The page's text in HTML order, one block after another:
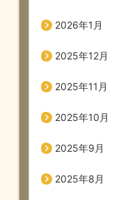
2026年1月
2025年12月
2025年11月
2025年10月
2025年9月
2025年8月